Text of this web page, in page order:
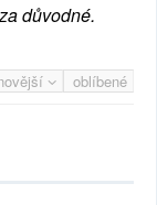
důvodné.
oblíbené